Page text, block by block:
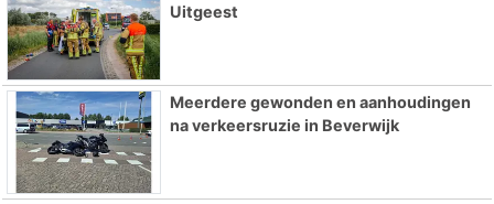
Uitgeest
Meerdere gewonden en aanhoudingen
na verkeersruzie in Beverwijk